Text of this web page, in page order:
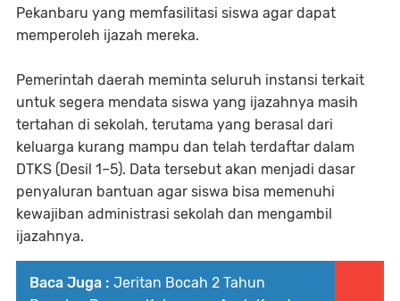
Pekanbaru yang memfasilitasi siswa agar dapat
memperoleh ijazah mereka.
Pemerintah daerah meminta seluruh instansi terkait
untuk segera mendata siswa yang ijazahnya masih
tertahan di sekolah, terutama yang berasal dari
keluarga kurang mampu dan telah terdaftar dalam
DTKS (Desil 1–5). Data tersebut akan menjadi dasar
penyaluran bantuan agar siswa bisa memenuhi
kewajiban administrasi sekolah dan mengambil
ijazahnya.
Baca Juga : Jeritan Bocah 2 Tahun